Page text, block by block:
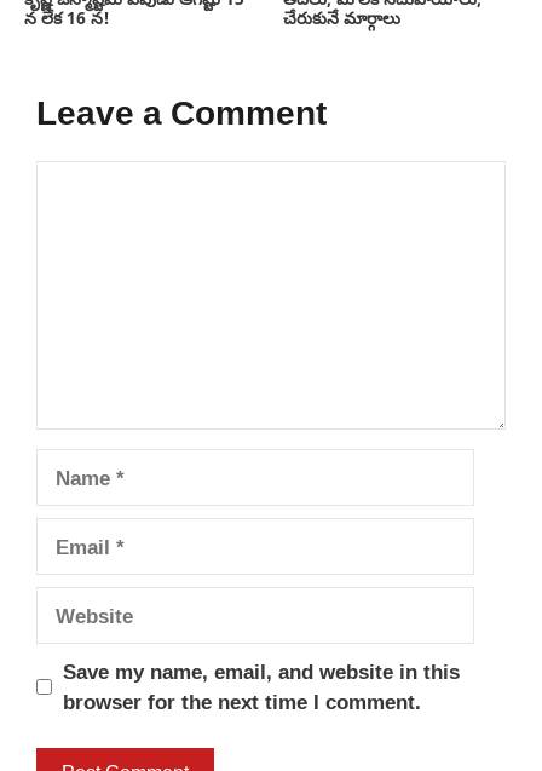
న లేక 16 న!
చేరుకునే మార్గాలు
Leave a Comment
Comment
Name
Email
Website
Save my name, email, and website in this
browser for the next time I comment.